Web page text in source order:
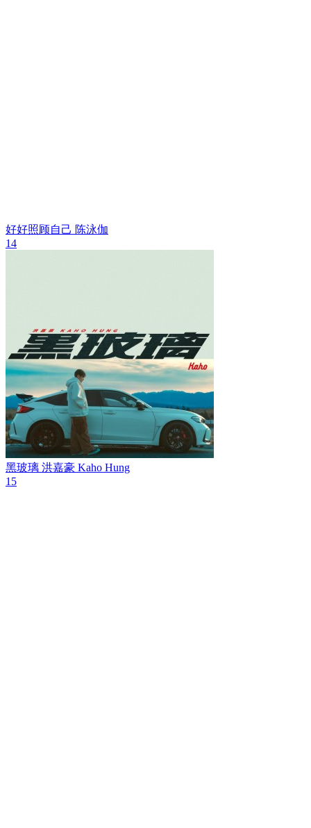
好好照顾自己 陈泳伽
14
黑玻璃 洪嘉豪 Kaho Hung
15